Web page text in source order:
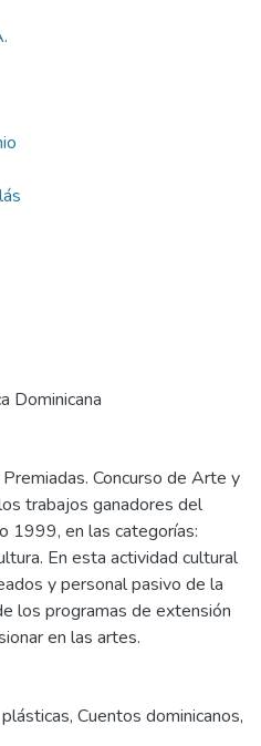
Dominicana
Concurso de Arte y
trabajos ganadores del
1999, en las categorías:
En esta actividad cultural
y personal pasivo de la
los programas de extensión
en las artes.
, Cuentos dominicanos,